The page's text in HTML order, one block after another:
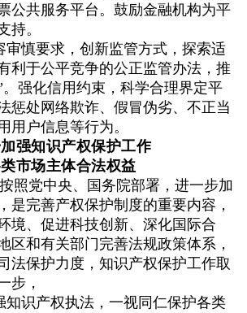
公共服务平台。鼓励金融机构为平
持。
审慎要求，创新监管方式，探索适
利于公平竞争的公正监管办法，推
。强化信用约束，科学合理界定平
惩处网络欺诈、假冒伪劣、不正当
用户信息等行为。
强知识产权保护工作
市场主体合法权益
照党中央、国务院部署，进一步加
是完善产权保护制度的重要内容，
境、促进科技创新、深化国际合
区和有关部门完善法规政策体系，
法保护力度，知识产权保护工作取
步，
知识产权执法，一视同仁保护各类